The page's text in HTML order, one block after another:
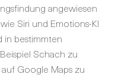
angewiesen
Siri und Emotions-KI
in bestimmten
Schach zu
Google Maps zu